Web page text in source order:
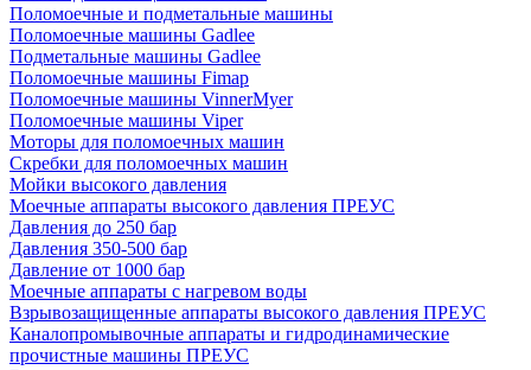
Поломоечные и подметальные машины
Поломоечные машины Gadlee
Подметальные машины Gadlee
Поломоечные машины Fimap
Поломоечные машины VinnerMyer
Поломоечные машины Viper
Моторы для поломоечных машин
Скребки для поломоечных машин
Мойки высокого давления
Моечные аппараты высокого давления ПРЕУС
Давления до 250 бар
Давления 350-500 бар
Давление от 1000 бар
Моечные аппараты с нагревом воды
Взрывозащищенные аппараты высокого давления ПРЕУС
Каналопромывочные аппараты и гидродинамические
прочистные машины ПРЕУС